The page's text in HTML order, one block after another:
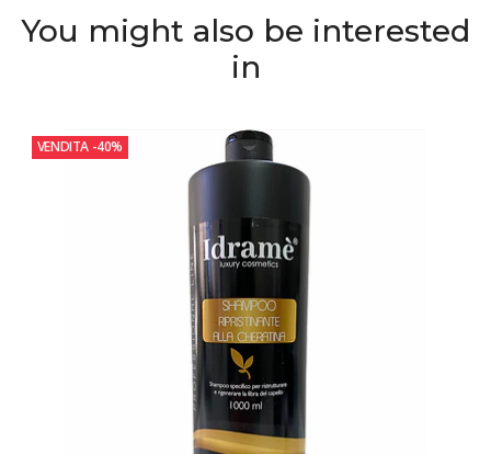
You might also be interested
in
VENDITA -40%